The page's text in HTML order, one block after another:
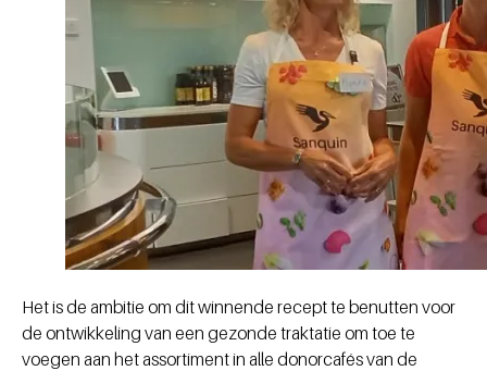
Het is de ambitie om dit winnende recept te benutten voor
de ontwikkeling van een gezonde traktatie om toe te
voegen aan het assortiment in alle donorcafés van de